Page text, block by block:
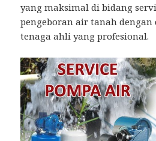
yang maksimal di bidang
pengeboran air tanah
tenaga ahli yang profesional.